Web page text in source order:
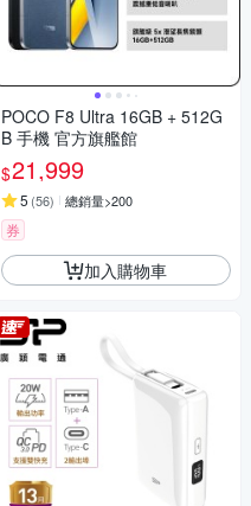
POCO F8 Ultra 16GB + 512G
B 手機 官方旗艦館
$21,999
5 (56) 總銷量>200
券
加入購物車